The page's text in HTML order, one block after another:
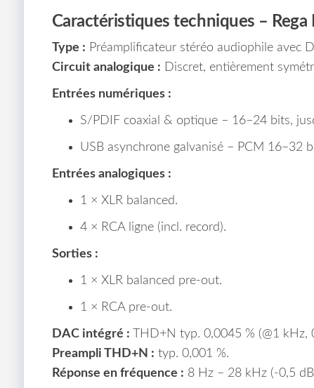
Caractéristiques techniques –
Type : Préamplificateur stéréo audiophile avec
Circuit analogique : Discret, entièrement
Entrées numériques :
S/PDIF coaxial & optique – 16–24 bits,
USB asynchrone galvanisé – PCM 16–32
Entrées analogiques :
1 × XLR balanced.
4 × RCA ligne (incl. record).
Sorties :
1 × XLR balanced pre-out.
1 × RCA pre-out.
DAC intégré : THD+N typ. 0,0045 % (@1 kHz,
Preampli THD+N : typ. 0,001 %.
Réponse en fréquence : 8 Hz – 28 kHz (-0,5